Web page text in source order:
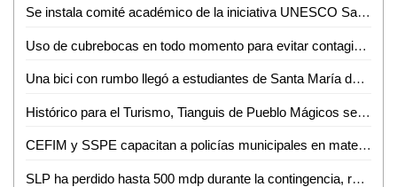
Se instala comité académico de la iniciativa UNESCO San Luis
Uso de cubrebocas en todo momento para evitar contagio: Mónica Rangel
Una bici con rumbo llegó a estudiantes de Santa María del Río y Villa de Reyes
Histórico para el Turismo, Tianguis de Pueblo Mágicos será virtual por pandemia
CEFIM y SSPE capacitan a policías municipales en materia de derechos humanos
SLP ha perdido hasta 500 mdp durante la contingencia, revela Finanzas